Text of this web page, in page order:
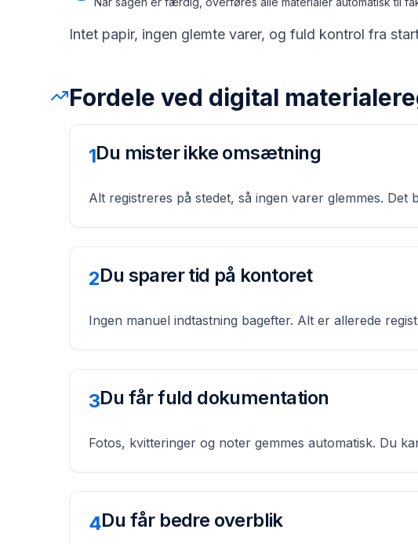
Intet papir, ingen glemte varer, og fuld kontrol fra
Fordele ved digital
1Du mister ikke omsætning
Alt registreres på stedet, så ingen varer glemmes.
2Du sparer tid på kontoret
Ingen manuel indtastning bagefter. Alt er allerede
3Du får fuld dokumentation
Fotos, kvitteringer og noter gemmes automatisk. Du
4Du får bedre overblik